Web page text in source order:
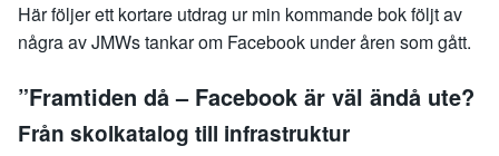
Här följer ett kortare utdrag ur min kommande bok följt av
några av JMWs tankar om Facebook under åren som gått.
”Framtiden då – Facebook är väl ändå ute?
Från skolkatalog till infrastruktur